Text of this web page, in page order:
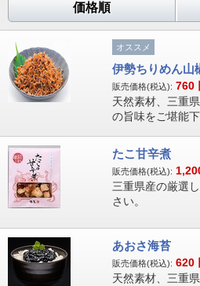
価格順
オススメ
伊勢ちりめん山
販売価格(税込): 760
天然素材、三重
の旨味をご堪能下
たこ甘辛煮
販売価格(税込):
三重県産の厳選
さい。
あおさ海苔
販売価格(税込): 620
天然素材、三重